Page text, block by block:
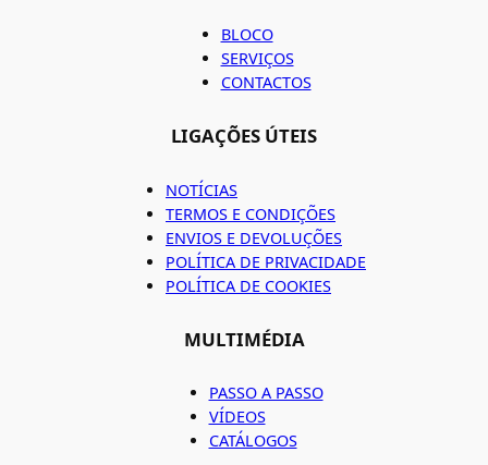
BLOCO
SERVIÇOS
CONTACTOS
LIGAÇÕES ÚTEIS
NOTÍCIAS
TERMOS E CONDIÇÕES
ENVIOS E DEVOLUÇÕES
POLÍTICA DE PRIVACIDADE
POLÍTICA DE COOKIES
MULTIMÉDIA
PASSO A PASSO
VÍDEOS
CATÁLOGOS